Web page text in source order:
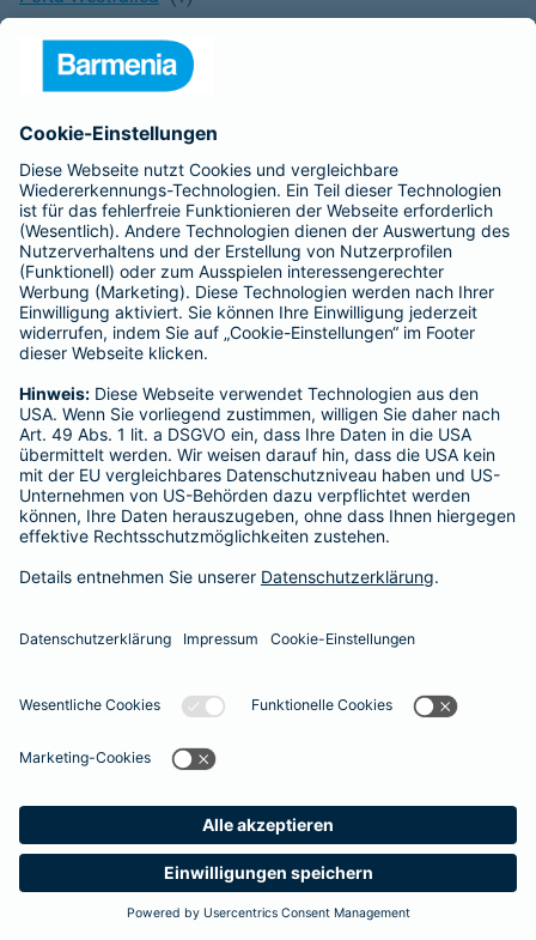
Potsdam
Pritzwalk
Puchheim
Pulheim
Putzbrunn
Quedlinburg
Quickborn
Radeberg
Rathenow
Ratingen
Ravensburg
Recklinghausen
Reinfeld (Holstein)